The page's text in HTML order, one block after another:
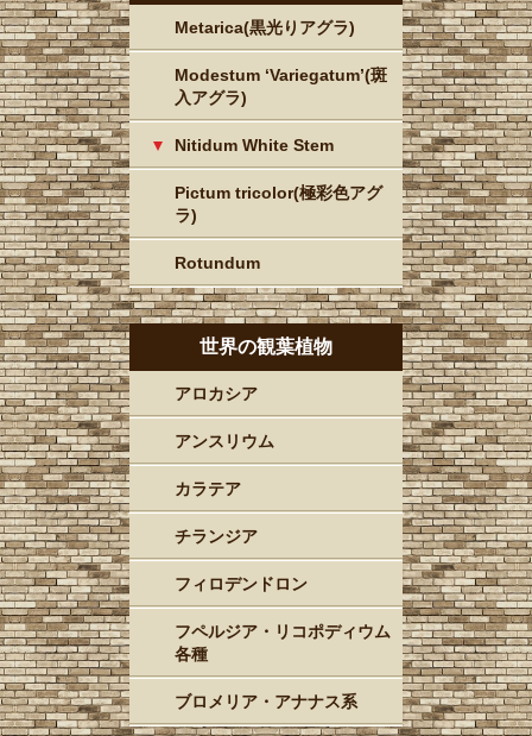
Metarica(黒光りアグラ)
Modestum ‘Variegatum’(斑
入アグラ)
Nitidum White Stem
Pictum tricolor(極彩色アグ
ラ)
Rotundum
世界の観葉植物
アロカシア
アンスリウム
カラテア
チランジア
フィロデンドロン
フペルジア・リコポディウム
各種
ブロメリア・アナナス系